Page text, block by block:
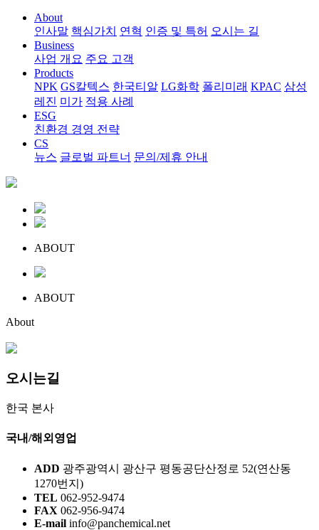
About
인사말 핵심가치 연혁 인증 및 특허 오시는 길
Business
사업 개요 주요 고객
Products
NPK GS칼텍스 한국티알 LG화학 폴리미래 KPAC 삼성
레진 미가 적용 사례
ESG
친환경 경영 전략
CS
뉴스 글로벌 파트너 문의/제휴 안내
ABOUT
ABOUT
About
오시는길
한국 본사
국내/해외영업
ADD 광주광역시 광산구 평동공단산정로 52(연산동
1270번지)
TEL 062-952-9474
FAX 062-956-9474
E-mail info@panchemical.net